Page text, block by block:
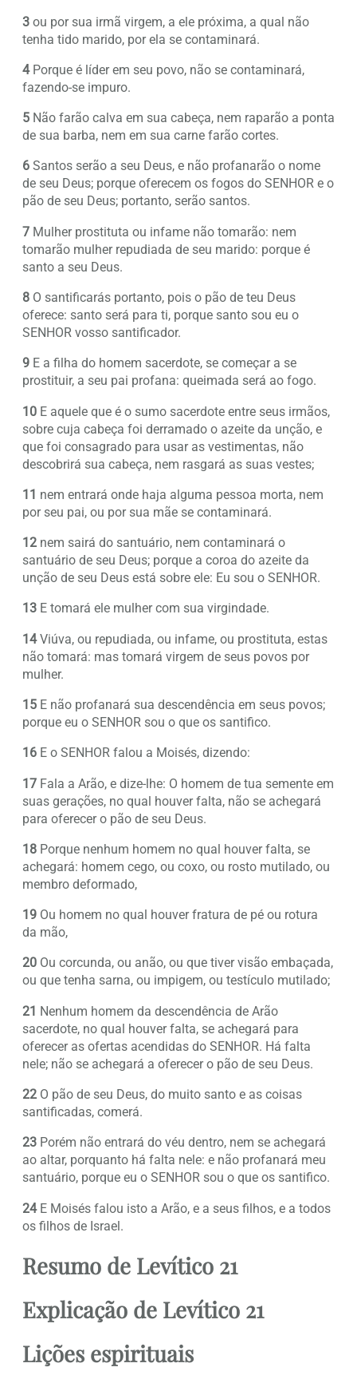
3 ou por sua irmã virgem, a ele próxima, a qual não
tenha tido marido, por ela se contaminará.
4Porque é líder em seu povo, não se contaminará,
fazendo-se impuro.
5 Não farão calva em sua cabeça, nem raparão a ponta
de sua barba, nem em sua carne farão cortes.
6 Santos serão a seu Deus, e não profanarão o nome
de seu Deus; porque oferecem os fogos do SENHOR e o
pão de seu Deus; portanto, serão santos.
7 Mulher prostituta ou infame não tomarão: nem
tomarão mulher repudiada de seu marido: porque é
santo a seu Deus.
8 O santificarás portanto, pois o pão de teu Deus
oferece: santo será para ti, porque santo sou eu o
SENHOR vosso santificador.
9 E a filha do homem sacerdote, se começar a se
prostituir, a seu pai profana: queimada será ao fogo.
10 E aquele que é o sumo sacerdote entre seus irmãos,
sobre cuja cabeça foi derramado o azeite da unção, e
que foi consagrado para usar as vestimentas, não
descobrirá sua cabeça, nem rasgará as suas vestes;
11 nem entrará onde haja alguma pessoa morta, nem
por seu pai, ou por sua mãe se contaminará.
12 nem sairá do santuário, nem contaminará o
santuário de seu Deus; porque a coroa do azeite da
unção de seu Deus está sobre ele: Eu sou o SENHOR.
13 E tomará ele mulher com sua virgindade.
14Viúva, ou repudiada, ou infame, ou prostituta, estas
não tomará: mas tomará virgem de seus povos por
mulher.
15 E não profanará sua descendência em seus povos;
porque eu o SENHOR sou o que os santifico.
16 E o SENHOR falou a Moisés, dizendo:
17 Fala a Arão, e dize-lhe: O homem de tua semente em
suas gerações, no qual houver falta, não se achegará
para oferecer o pão de seu Deus.
18 Porque nenhum homem no qual houver falta, se
achegará: homem cego, ou coxo, ou rosto mutilado, ou
membro deformado,
19 Ou homem no qual houver fratura de pé ou rotura
da mão,
20 Ou corcunda, ou anão, ou que tiver visão embaçada,
ou que tenha sarna, ou impigem, ou testículo mutilado;
21 Nenhum homem da descendência de Arão
sacerdote, no qual houver falta, se achegará para
oferecer as ofertas acendidas do SENHOR. Há falta
nele; não se achegará a oferecer o pão de seu Deus.
22 O pão de seu Deus, do muito santo e as coisas
santificadas, comerá.
23 Porém não entrará do véu dentro, nem se achegará
ao altar, porquanto há falta nele: e não profanará meu
santuário, porque eu o SENHOR sou o que os santifico.
24E Moisés falou isto a Arão, e a seus filhos, e a todos
os filhos de Israel.
Resumo de Levítico 21
Explicação de Levítico 21
Lições espirituais